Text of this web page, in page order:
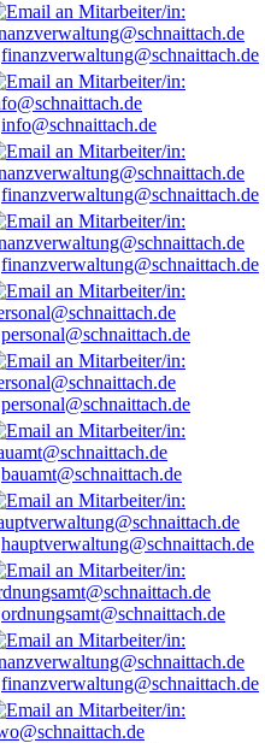
finanzverwaltung@schnaittach.de
info@schnaittach.de
finanzverwaltung@schnaittach.de
finanzverwaltung@schnaittach.de
personal@schnaittach.de
personal@schnaittach.de
bauamt@schnaittach.de
hauptverwaltung@schnaittach.de
ordnungsamt@schnaittach.de
finanzverwaltung@schnaittach.de